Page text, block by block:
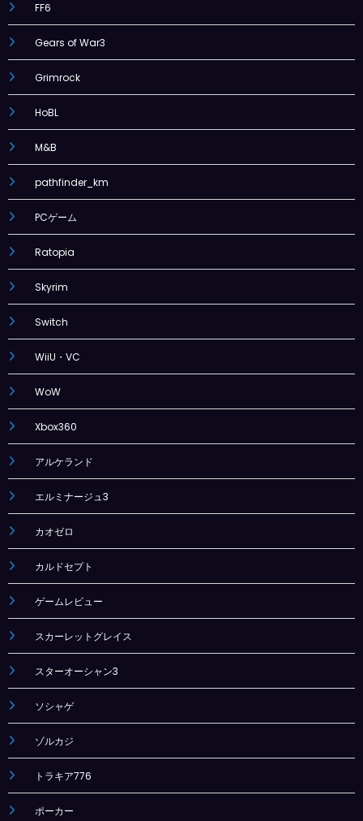
FF6
Gears of War3
Grimrock
HoBL
M&B
pathfinder_km
PCゲーム
Ratopia
Skyrim
Switch
WiiU・VC
WoW
Xbox360
アルケランド
エルミナージュ3
カオゼロ
カルドセプト
ゲームレビュー
スカーレットグレイス
スターオーシャン3
ソシャゲ
ゾルカジ
トラキア776
ポーカー